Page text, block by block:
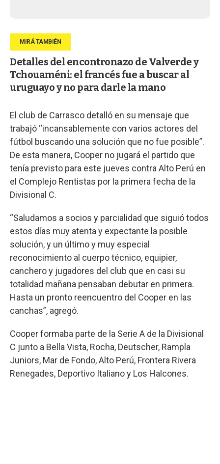
Detalles del encontronazo de Valverde y
Tchouaméni: el francés fue a buscar al
uruguayo y no para darle la mano
El club de Carrasco detalló en su mensaje que
trabajó “incansablemente con varios actores del
fútbol buscando una solución que no fue posible”.
De esta manera, Cooper no jugará el partido que
tenía previsto para este jueves contra Alto Perú en
el Complejo Rentistas por la primera fecha de la
Divisional C.
“Saludamos a socios y parcialidad que siguió todos
estos días muy atenta y expectante la posible
solución, y un último y muy especial
reconocimiento al cuerpo técnico, equipier,
canchero y jugadores del club que en casi su
totalidad mañana pensaban debutar en primera.
Hasta un pronto reencuentro del Cooper en las
canchas”, agregó.
Cooper formaba parte de la Serie A de la Divisional
C junto a Bella Vista, Rocha, Deutscher, Rampla
Juniors, Mar de Fondo, Alto Perú, Frontera Rivera
Renegades, Deportivo Italiano y Los Halcones.